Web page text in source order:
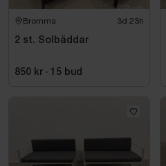
Bromma 3d 23h
2 st. Solbäddar
850 kr · 15 bud